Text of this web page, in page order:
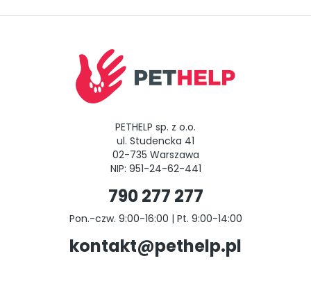
PETHELP sp. z o.o.
ul. Studencka 41
02-735 Warszawa
NIP: 951-24-62-441
790 277 277
Pon.-czw. 9:00-16:00 | Pt. 9:00-14:00
kontakt@pethelp.pl